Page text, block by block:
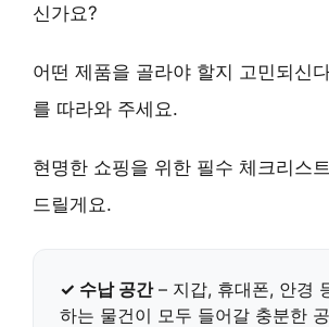
신가요?
어떤 제품을 골라야 할지 고민되신
를 따라와 주세요.
현명한 쇼핑을 위한 필수 체크리스
드릴게요.
✓ 수납 공간– 지갑, 휴대폰, 안경
하는 물건이 모두 들어갈 충분한